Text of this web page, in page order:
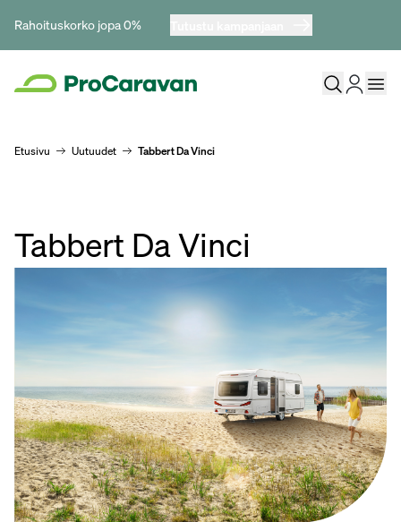
Rahoituskorko jopa 0%
Etusivu Uutuudet Tabbert Da Vinci
Tabbert Da Vinci